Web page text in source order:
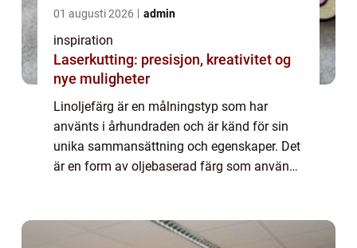
01 augusti 2026 admin
inspiration
Laserkutting: presisjon, kreativitet og
nye muligheter
Linoljefärg är en målningstyp som har
använts i århundraden och är känd för sin
unika sammansättning och egenskaper. Det
är en form av oljebaserad färg som används